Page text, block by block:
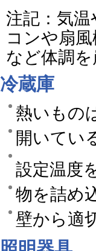
注記：気
コンや扇
など体調
冷蔵庫
熱いもの
開いてい
設定温度
物を詰め
壁から適